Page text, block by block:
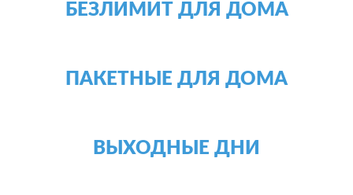
БЕЗЛИМИТ ДЛЯ ДОМА
ПАКЕТНЫЕ ДЛЯ ДОМА
ВЫХОДНЫЕ ДНИ